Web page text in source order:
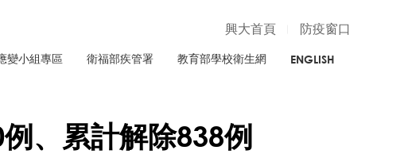
興大首頁 防疫窗口
變小組專區 衛福部疾管署 教育部學校衛生網 ENGLISH
、累計解除838例